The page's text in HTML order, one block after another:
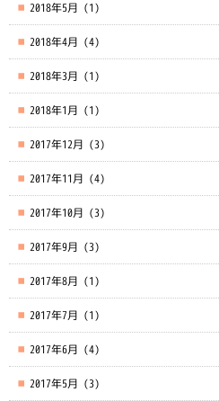
2018年5月 (1)
2018年4月 (4)
2018年3月 (1)
2018年1月 (1)
2017年12月 (3)
2017年11月 (4)
2017年10月 (3)
2017年9月 (3)
2017年8月 (1)
2017年7月 (1)
2017年6月 (4)
2017年5月 (3)